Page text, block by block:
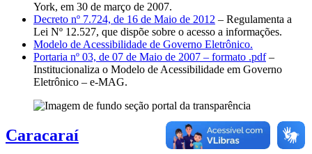
York, em 30 de março de 2007.
Decreto nº 7.724, de 16 de Maio de 2012 – Regulamenta a
Lei Nº 12.527, que dispõe sobre o acesso a informações.
Modelo de Acessibilidade de Governo Eletrônico.
Portaria nº 03, de 07 de Maio de 2007 – formato .pdf–
Institucionaliza o Modelo de Acessibilidade em Governo
Eletrônico – e-MAG.
Caracaraí